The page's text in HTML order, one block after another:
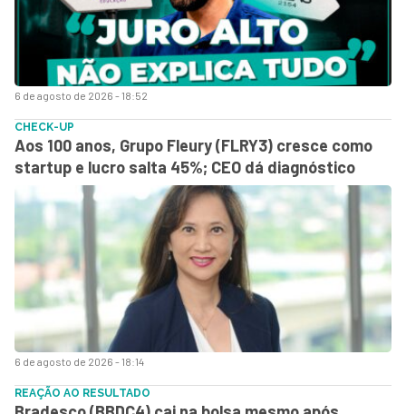
6 de agosto de 2026 - 18:52
6 de agosto de 2026 - 18:14
CHECK-UP
Aos 100 anos, Grupo Fleury (FLRY3) cresce como
startup e lucro salta 45%; CEO dá diagnóstico
REAÇÃO AO RESULTADO